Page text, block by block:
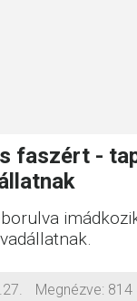
faszért -
Megnézve: 814